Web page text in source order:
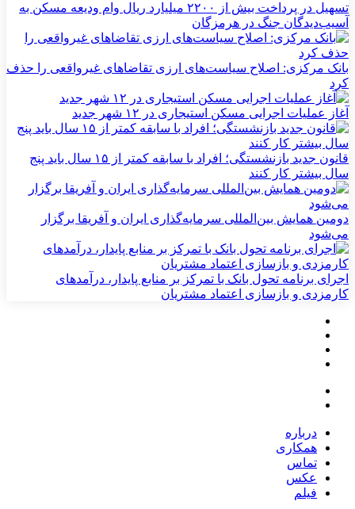
تسهیل در پرداخت بیش از ۲۲۰۰ میلیارد ریال وام ودیعه مسکن به
آسیب‌دیدگان جنگ در هرمزگان
بانک مرکزی: اصلاح سیاست‌های ارزی تقاضاهای غیرواقعی را حذف
کرد
آغاز عملیات اجرایی مسکن استیجاری در ۱۲ شهر جدید
قانون جدید بازنشستگی؛ افراد با سابقه کمتر از ۱۵ سال باید پنج
سال بیشتر کار کنند
دومین همایش بین‌المللی سرمایه‌گذاری ایران و آفریقا برگزار
می‌شود
اجرای برنامه تحول بانک با تمرکز بر منابع پایدار، درآمدهای
کارمزدی و بازسازی اعتماد مشتریان
درباره
همکاری
تماس
عکس
فیلم